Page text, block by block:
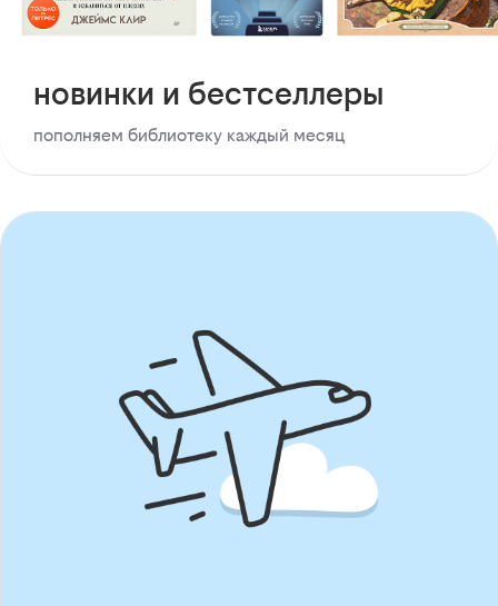
новинки и бестселлеры
пополняем библиотеку каждый месяц